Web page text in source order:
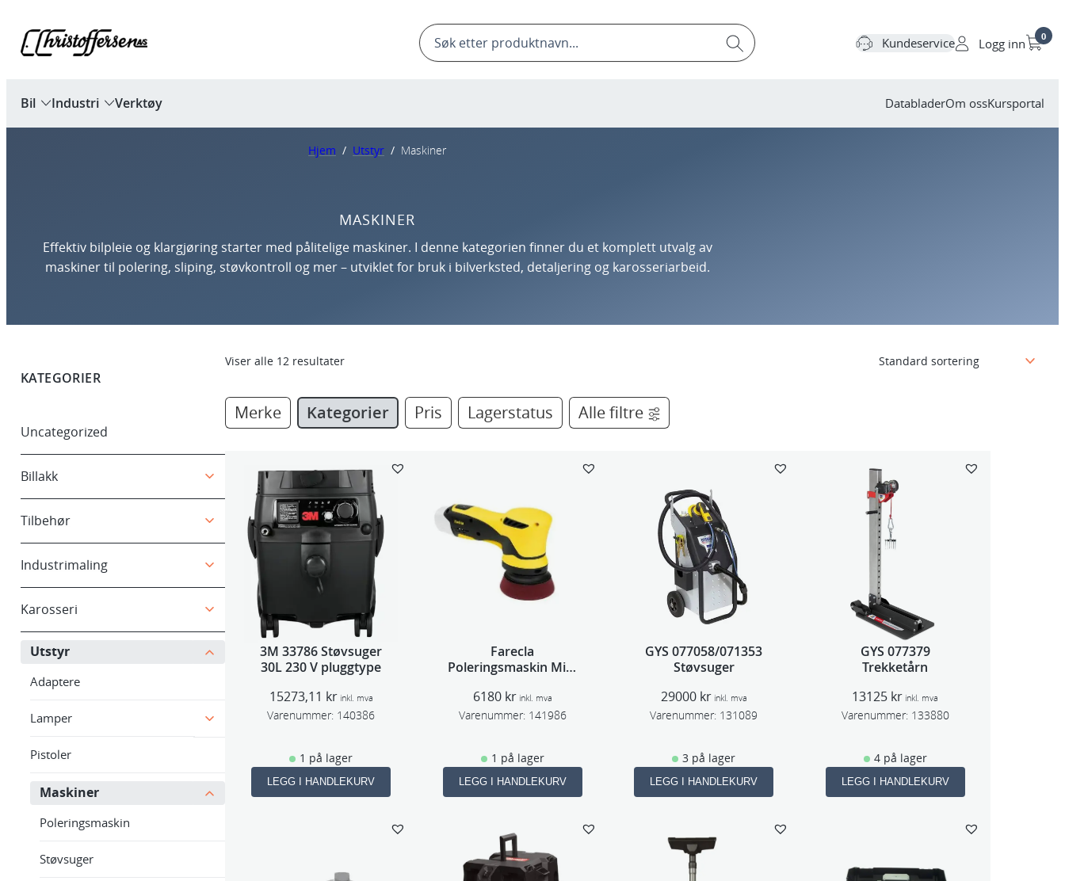
Products
search Kundeservice Logg inn 0
Bil Industri Verktøy DatabladerOm ossKursportal
Hjem / Utstyr / Maskiner
MASKINER
Effektiv bilpleie og klargjøring starter med pålitelige maskiner. I denne kategorien finner du et komplett utvalg av
maskiner til polering, sliping, støvkontroll og mer – utviklet for bruk i bilverksted, detaljering og karosseriarbeid.
KATEGORIER
Uncategorized
Billakk
Tilbehør
Industrimaling
Karosseri
Utstyr
Adaptere
Lamper
Pistoler
Maskiner
Poleringsmaskin
Støvsuger
Viser alle 12 resultater
Merke Kategorier Pris Lagerstatus Alle filtre
3M 33786 Støvsuger
30L 230 V pluggtype
15273,11 kr inkl. mva
Varenummer: 140386
1 på lager
LEGG I HANDLEKURV
Farecla
Poleringsmaskin Mini
6180 kr inkl. mva
Varenummer: 141986
1 på lager
LEGG I HANDLEKURV
GYS 077058/071353
Støvsuger
29000 kr inkl. mva
Varenummer: 131089
3 på lager
LEGG I HANDLEKURV
GYS 077379
Trekketårn
13125 kr inkl. mva
Varenummer: 133880
4 på lager
LEGG I HANDLEKURV